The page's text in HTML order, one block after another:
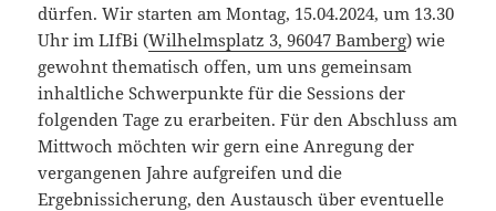
dürfen. Wir starten am Montag, 15.04.2024, um 13.30
Uhr im LIfBi (Wilhelmsplatz 3, 96047 Bamberg) wie
gewohnt thematisch offen, um uns gemeinsam
inhaltliche Schwerpunkte für die Sessions der
folgenden Tage zu erarbeiten. Für den Abschluss am
Mittwoch möchten wir gern eine Anregung der
vergangenen Jahre aufgreifen und die
Ergebnissicherung, den Austausch über eventuelle